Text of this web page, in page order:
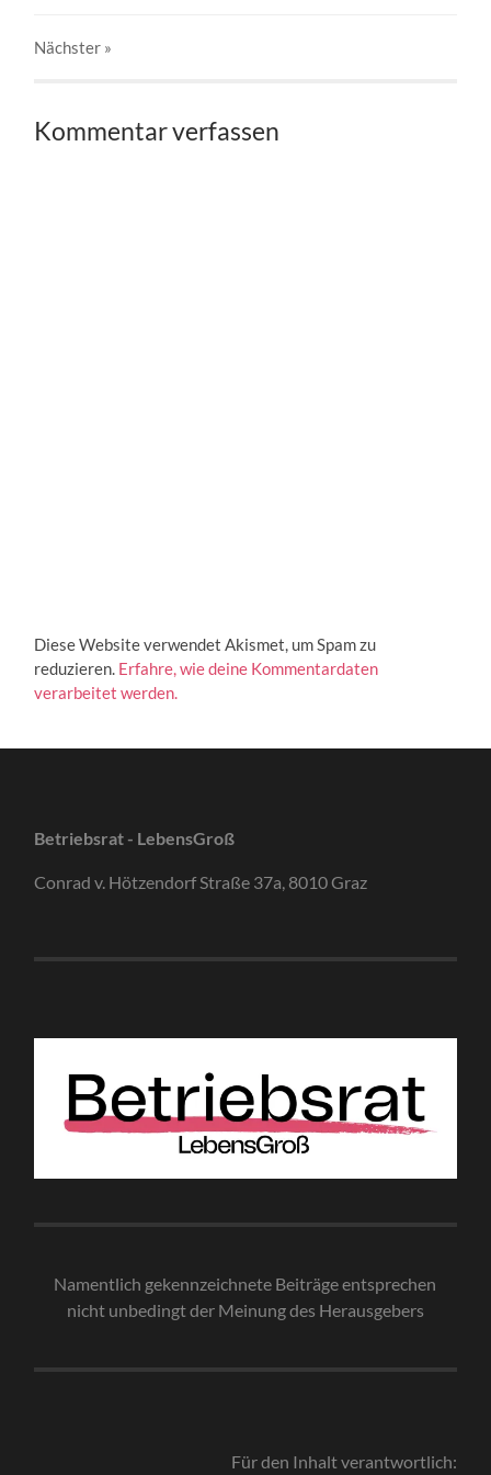
Nächster »
Kommentar verfassen
Diese Website verwendet Akismet, um Spam zu
reduzieren. Erfahre, wie deine Kommentardaten
verarbeitet werden.
Betriebsrat - LebensGroß
Conrad v. Hötzendorf Straße 37a, 8010 Graz
Namentlich gekennzeichnete Beiträge entsprechen
nicht unbedingt der Meinung des Herausgebers
Für den Inhalt verantwortlich: